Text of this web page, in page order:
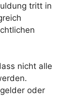
tritt in
nicht alle
oder